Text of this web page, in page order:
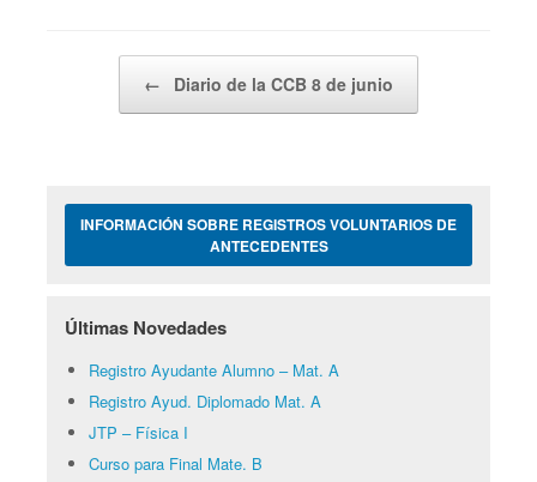
← Diario de la CCB 8 de junio
INFORMACIÓN SOBRE REGISTROS VOLUNTARIOS DE
ANTECEDENTES
Últimas Novedades
Registro Ayudante Alumno – Mat. A
Registro Ayud. Diplomado Mat. A
JTP – Física I
Curso para Final Mate. B